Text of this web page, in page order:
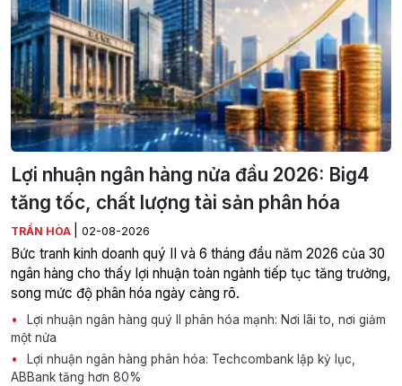
Lợi nhuận ngân hàng nửa đầu 2026: Big4
tăng tốc, chất lượng tài sản phân hóa
TRẦN HÒA 02-08-2026
Bức tranh kinh doanh quý II và 6 tháng đầu năm 2026 của 30
ngân hàng cho thấy lợi nhuận toàn ngành tiếp tục tăng trưởng,
song mức độ phân hóa ngày càng rõ.
Lợi nhuận ngân hàng quý II phân hóa mạnh: Nơi lãi to, nơi giảm
một nửa
Lợi nhuận ngân hàng phân hóa: Techcombank lập kỷ lục,
ABBank tăng hơn 80%